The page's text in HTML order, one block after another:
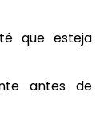
que esteja
antes de